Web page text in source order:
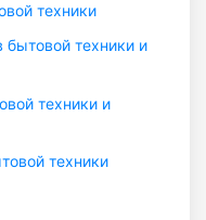
техники
бытовой техники и
техники и
техники